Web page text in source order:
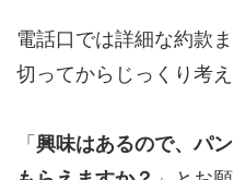
電話口では詳細な約款
切ってからじっくり考え
「 興味はあるので、パ